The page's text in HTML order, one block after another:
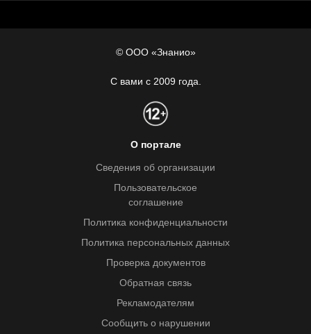
© ООО «Знанио»
С вами с 2009 года.
О портале
Сведения об организации
Пользовательское
соглашение
Политика конфиденциальности
Политика персональных данных
Проверка документов
Обратная связь
Рекламодателям
Сообщить о нарушении